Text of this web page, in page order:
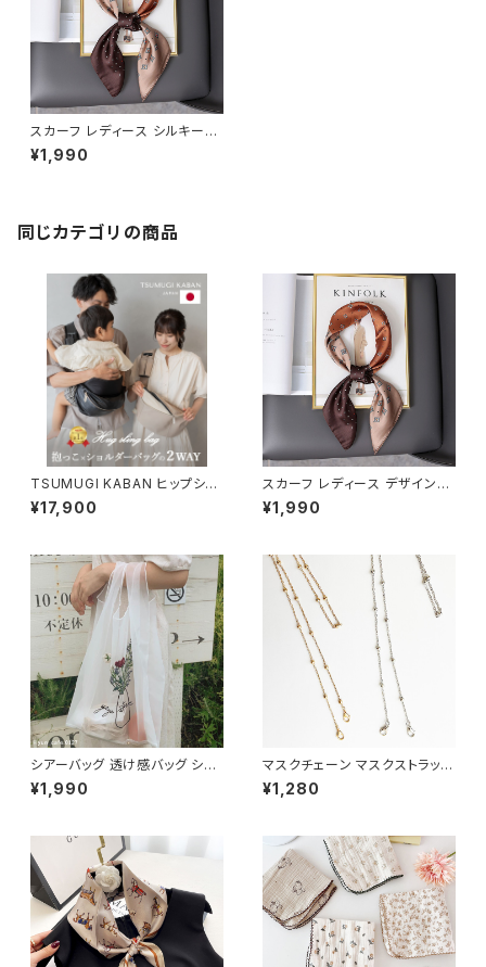
スカーフ レディース シルキータ
ッチ 洗濯しやすい SCRF101
¥1,990
同じカテゴリの商品
TSUMUGI KABAN ヒップシー
ト ショルダーバッグ 日本製 ヴィ
ーガンレザー セカンド抱っこ紐
ルダー 2WAY 大容量 軽量 ブラ
ック 黒 ベージュ PUレザー お
むつ収納 1歳 2歳 3歳 ママ パパ
女性 男性 バッグ 出産祝い
¥17,900
スカーフ レディース デザインプ
リント 正方形 70x70cm 大判
おしゃれ シルク調 細番手ポリエ
ィス カジュアル 制服 かわいい
韓国スタイル ブラウン ベージュ
グレー 通勤 フォーマル バッグ飾
り 髪飾り
¥1,990
シアーバッグ 透け感バッグ ショ
ッピングバッグ エコバッグ NTB
G001
¥1,990
マスクチェーン マスクストラップ
韓国 ゴールド シルバー MSKC
¥1,280